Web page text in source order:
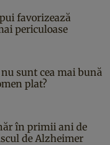
favorizează
periculoase
sunt cea mai bună
plat?
în primii ani de
de Alzheimer